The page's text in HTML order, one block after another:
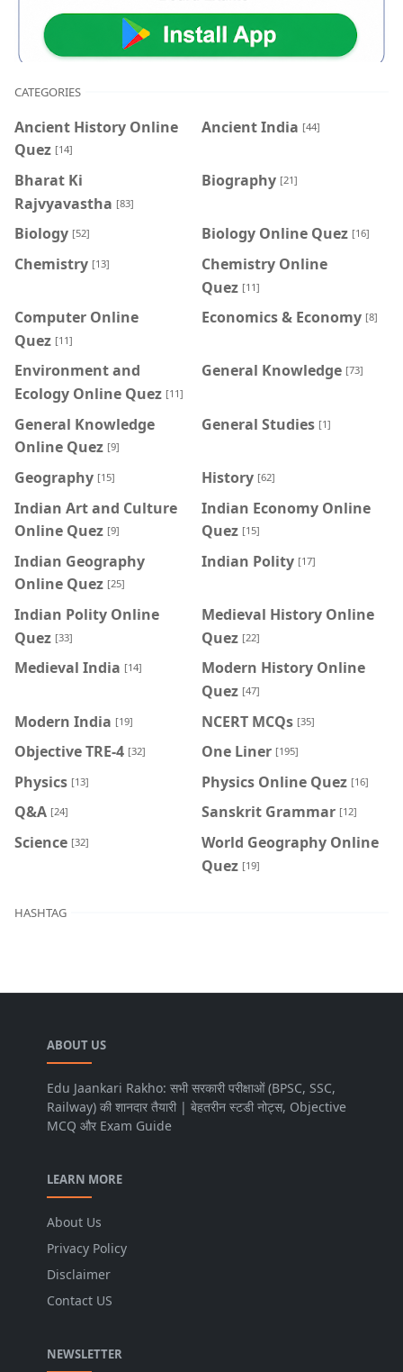
CATEGORIES
Ancient History Online
Quez [14]
Ancient India [44]
Bharat Ki
Rajvyavastha [83]
Biography [21]
Biology [52] Biology Online Quez [16]
Chemistry [13]
Chemistry Online
Quez [11]
Computer Online
Quez [11]
Economics & Economy [8]
Environment and
Ecology Online Quez [11]
General Knowledge [73]
General Knowledge
Online Quez [9]
General Studies [1]
Geography [15] History [62]
Indian Art and Culture
Online Quez [9]
Indian Economy Online
Quez [15]
Indian Geography
Online Quez [25]
Indian Polity [17]
Indian Polity Online
Quez [33]
Medieval History Online
Quez [22]
Medieval India [14]
Modern History Online
Quez [47]
Modern India [19] NCERT MCQs [35]
Objective TRE-4 [32] One Liner [195]
Physics [13] Physics Online Quez [16]
Q&A [24] Sanskrit Grammar [12]
Science [32]
World Geography Online
Quez [19]
HASHTAG
ABOUT US
Edu Jaankari Rakho: सभी सरकारी परीक्षाओं (BPSC, SSC,
Railway) की शानदार तैयारी | बेहतरीन स्टडी नोट्स, Objective
MCQ और Exam Guide
LEARN MORE
About Us
Privacy Policy
Disclaimer
Contact US
NEWSLETTER